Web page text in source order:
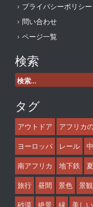
プライバシーポリシー
問い合わせ
ページ一覧
検索
検
索:
タグ
アウトドア アフリカ
ヨーロッパ レール
南アフリカ 地下鉄 夏
旅行 昼間 景色 景観
砂漠 絶景 緑 美しい